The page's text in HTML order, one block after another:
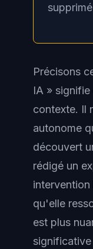
Précisons
IA »
contexte. Il
autonome
découvert
rédigé un
intervention
qu'elle
est plus
significative